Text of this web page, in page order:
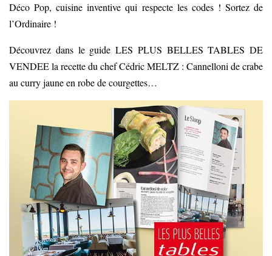
Déco Pop, cuisine inventive qui respecte les codes ! Sortez de
l’Ordinaire !
Découvrez dans le guide LES PLUS BELLES TABLES DE
VENDEE la recette du chef Cédric MELTZ : Cannelloni de crabe
au curry jaune en robe de courgettes…